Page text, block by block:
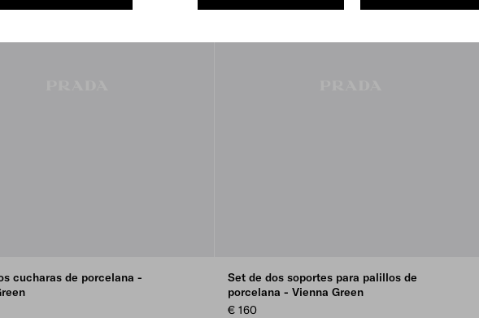
cucharas de porcelana -
Set de dos soportes para palillos de
porcelana - Vienna Green
€ 160